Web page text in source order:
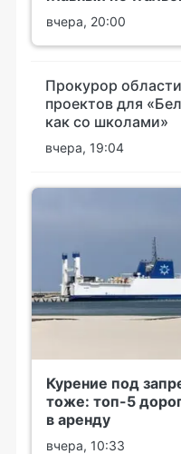
вчера, 20:00
Прокурор
проектов для
как со школами»
вчера, 19:04
Курение под
тоже: топ-5
в аренду
вчера, 10:33